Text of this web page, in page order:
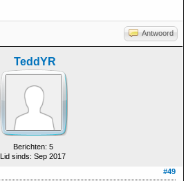
Antwoord
TeddYR
Berichten: 5
Lid sinds: Sep 2017
#49